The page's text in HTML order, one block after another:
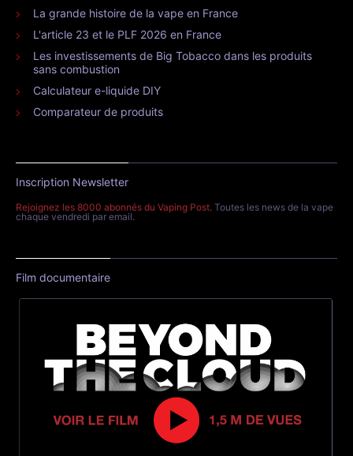
La grande histoire de la vape en France
L'article 23 et le PLF 2026 en France
Les investissements de Big Tobacco dans les produits
sans combustion
Calculateur e-liquide DIY
Comparateur de produits
Inscription Newsletter
Rejoignez les 8000 abonnés du Vaping Post. Toutes les news de la vape
chaque vendredi par email.
Film documentaire